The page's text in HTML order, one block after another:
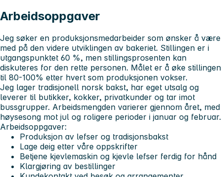
Arbeidsoppgaver
Jeg søker en produksjonsmedarbeider som ønsker å være
med på den videre utviklingen av bakeriet. Stillingen er i
utgangspunktet 60 %, men stillingsprosenten kan
diskuteres for den rette personen. Målet er å øke stillingen
til 80-100% etter hvert som produksjonen vokser.
Jeg lager tradisjonell norsk bakst, har eget utsalg og
leverer til butikker, kokker, privatkunder og tar imot
bussgrupper. Arbeidsmengden varierer gjennom året, med
høysesong mot jul og roligere perioder i januar og februar.
Arbeidsoppgaver:
Produksjon av lefser og tradisjonsbakst
Lage deig etter våre oppskrifter
Betjene kjevlemaskin og kjevle lefser ferdig for hånd
Klargjøring av bestillinger